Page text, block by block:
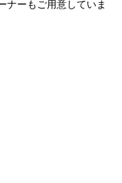
ナーもご用意していま